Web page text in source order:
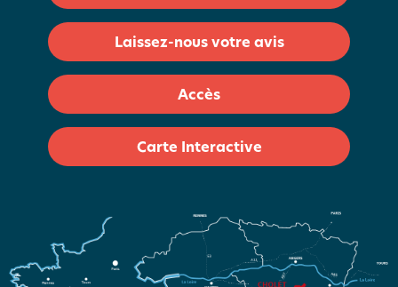
Laissez-nous votre avis
Accès
Carte Interactive